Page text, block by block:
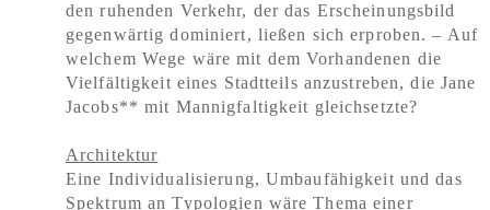
den ruhenden Verkehr, der das Erscheinungsbild
gegenwärtig dominiert, ließen sich erproben. – Auf
welchem Wege wäre mit dem Vorhandenen die
Vielfältigkeit eines Stadtteils anzustreben, die Jane
Jacobs** mit Mannigfaltigkeit gleichsetzte?
Architektur
Eine Individualisierung, Umbaufähigkeit und das
Spektrum an Typologien wäre Thema einer